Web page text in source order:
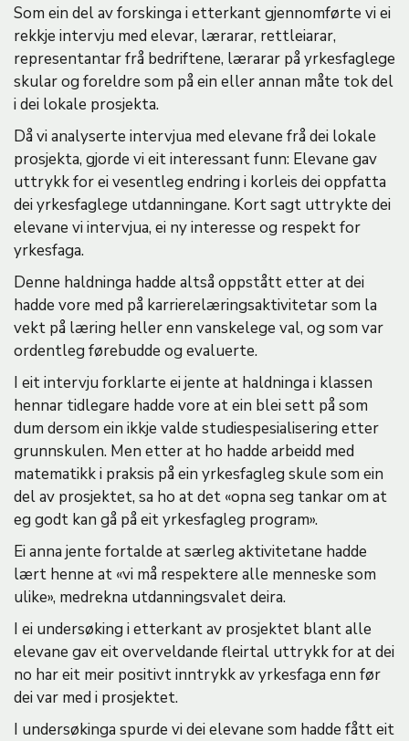
Som ein del av forskinga i etterkant gjennomførte vi ei
rekkje intervju med elevar, lærarar, rettleiarar,
representantar frå bedriftene, lærarar på yrkesfaglege
skular og foreldre som på ein eller annan måte tok del
i dei lokale prosjekta.
Då vi analyserte intervjua med elevane frå dei lokale
prosjekta, gjorde vi eit interessant funn: Elevane gav
uttrykk for ei vesentleg endring i korleis dei oppfatta
dei yrkesfaglege utdanningane. Kort sagt uttrykte dei
elevane vi intervjua, ei ny interesse og respekt for
yrkesfaga.
Denne haldninga hadde altså oppstått etter at dei
hadde vore med på karrierelæringsaktivitetar som la
vekt på læring heller enn vanskelege val, og som var
ordentleg førebudde og evaluerte.
I eit intervju forklarte ei jente at haldninga i klassen
hennar tidlegare hadde vore at ein blei sett på som
dum dersom ein ikkje valde studiespesialisering etter
grunnskulen. Men etter at ho hadde arbeidd med
matematikk i praksis på ein yrkesfagleg skule som ein
del av prosjektet, sa ho at det «opna seg tankar om at
eg godt kan gå på eit yrkesfagleg program».
Ei anna jente fortalde at særleg aktivitetane hadde
lært henne at «vi må respektere alle menneske som
ulike», medrekna utdanningsvalet deira.
I ei undersøking i etterkant av prosjektet blant alle
elevane gav eit overveldande fleirtal uttrykk for at dei
no har eit meir positivt inntrykk av yrkesfaga enn før
dei var med i prosjektet.
I undersøkinga spurde vi dei elevane som hadde fått eit